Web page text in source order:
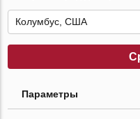
Параметры